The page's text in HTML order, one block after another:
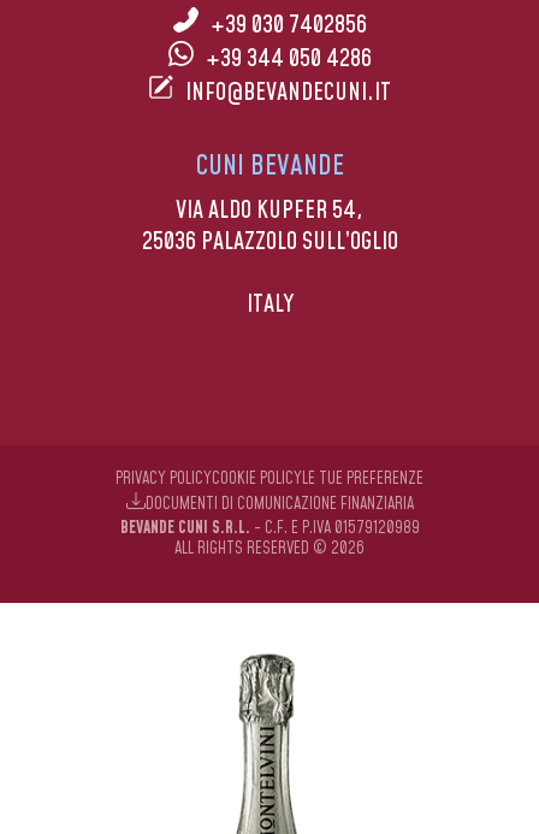
+39 030 7402856
+39 344 050 4286
INFO@BEVANDECUNI.IT
CUNI BEVANDE
VIA ALDO KUPFER 54,
25036 PALAZZOLO SULL’OGLIO
ITALY
BEVANDE CUNI S.R.L. - C.F. E P.IVA 01579120989
ALL RIGHTS RESERVED © 2026
PRIVACY POLICYCOOKIE POLICYLE TUE PREFERENZE
DOCUMENTI DI COMUNICAZIONE FINANZIARIA